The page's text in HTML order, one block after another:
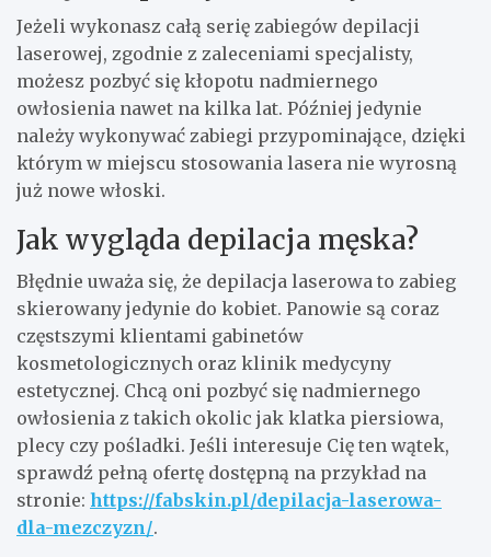
Jeżeli wykonasz całą serię zabiegów depilacji
laserowej, zgodnie z zaleceniami specjalisty,
możesz pozbyć się kłopotu nadmiernego
owłosienia nawet na kilka lat. Później jedynie
należy wykonywać zabiegi przypominające, dzięki
którym w miejscu stosowania lasera nie wyrosną
już nowe włoski.
Jak wygląda depilacja męska?
Błędnie uważa się, że depilacja laserowa to zabieg
skierowany jedynie do kobiet. Panowie są coraz
częstszymi klientami gabinetów
kosmetologicznych oraz klinik medycyny
estetycznej. Chcą oni pozbyć się nadmiernego
owłosienia z takich okolic jak klatka piersiowa,
plecy czy pośladki. Jeśli interesuje Cię ten wątek,
sprawdź pełną ofertę dostępną na przykład na
stronie: https://fabskin.pl/depilacja-laserowa-
dla-mezczyzn/.